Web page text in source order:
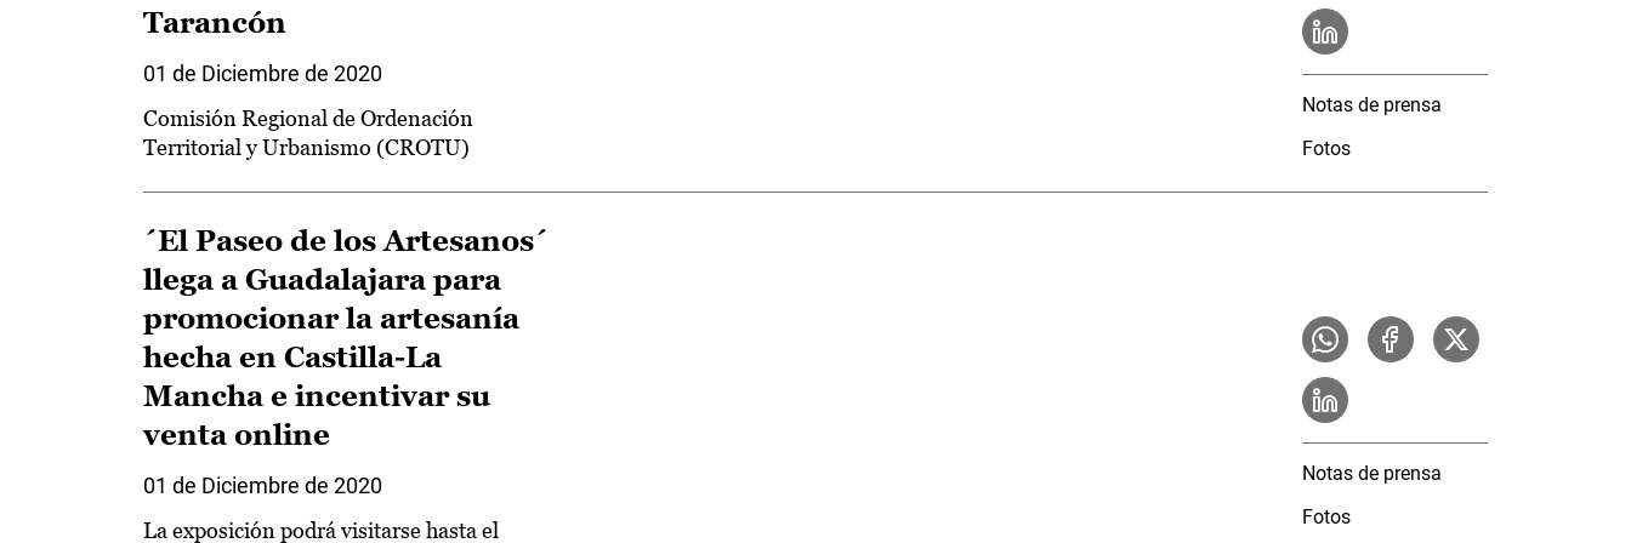
Tarancón
01 de Diciembre de 2020
Comisión Regional de Ordenación
Territorial y Urbanismo (CROTU)
Notas de prensa
Fotos
´El Paseo de los Artesanos´
llega a Guadalajara para
promocionar la artesanía
hecha en Castilla-La
Mancha e incentivar su
venta online
01 de Diciembre de 2020
La exposición podrá visitarse hasta el
Notas de prensa
Fotos